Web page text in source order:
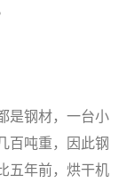
钢材，一台小
百吨重，因此钢
五年前，烘干机